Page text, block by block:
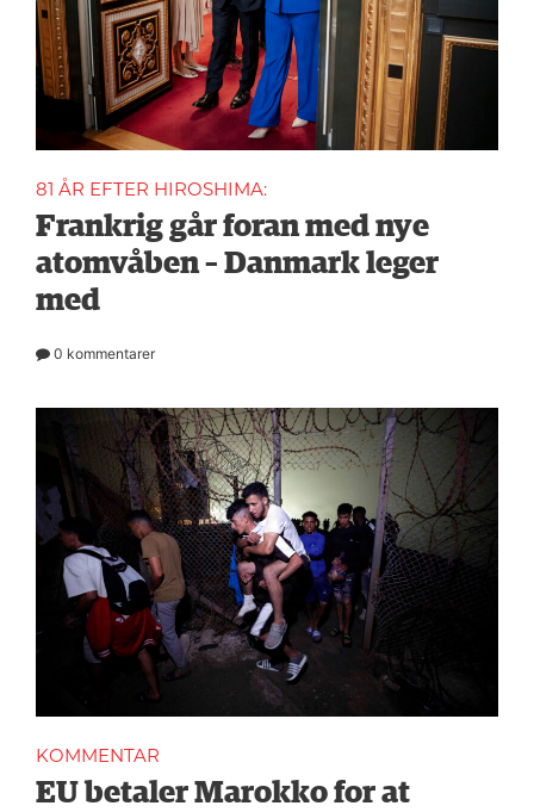
81 ÅR EFTER HIROSHIMA:
Frankrig går foran med nye
atomvåben – Danmark leger
med
0 kommentarer
KOMMENTAR
EU betaler Marokko for at